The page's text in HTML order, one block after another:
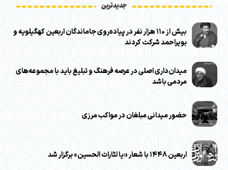
جدیدترین
بیش از ۱۱۰ هزار نفر در پیاده‌روی جاماندگان اربعین کهگیلویه و
بویراحمد شرکت کردند
میدان‌داری اصلی در عرصه فرهنگ و تبلیغ باید با مجموعه‌های
مردمی باشد
حضور میدانی مبلغان در مواکب مرزی
اربعین ۱۴۴۸ با شعار «یا لثارات الحسین» برگزار شد